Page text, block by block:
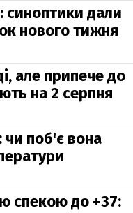
синоптики дали
нового тижня
але припече до
на 2 серпня
чи поб'є вона
спекою до +37: